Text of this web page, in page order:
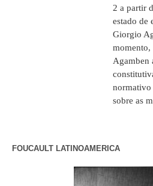
2 a partir
estado de
Giorgio
momento,
Agamben
normativo
sobre as
FOUCAULT LATINOAMERICA